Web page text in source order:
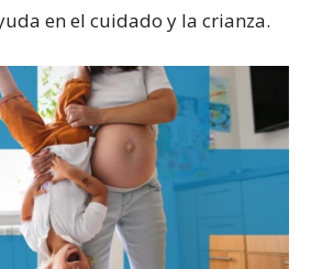
en el cuidado y la crianza.